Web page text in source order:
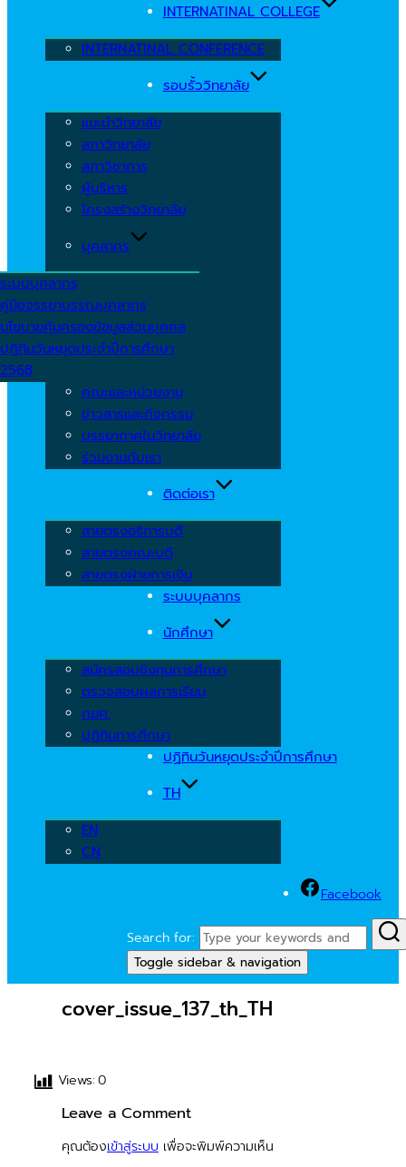
INTERNATINAL COLLEGE
INTERNATINAL CONFERENCE
รอบรั้ววิทยาลัย
แนะนำวิทยาลัย
สภาวิทยาลัย
สภาวิชาการ
ผู้บริหาร
โครงสร้างวิทยาลัย
บุคลากร
ระบบบุคลากร
คู่มือจรรยาบรรณบุคลากร
นโยบายคุ้มครองข้อมูลส่วนบุคคล
ปฏิทินวันหยุดประจำปีการศึกษา
2568
คณะและหน่วยงาน
ข่าวสารและกิจกรรม
บรรยากาศในวิทยาลัย
ร่วมงานกับเรา
ติดต่อเรา
สายตรงอธิการบดี
สายตรงคณะบดี
สายตรงฝ่ายการเงิน
ระบบบุคลากร
นักศึกษา
สมัครสอบชิงทุนการศึกษา
ตรวจสอบผลการเรียน
กยศ.
ปฏิทินการศึกษา
ปฏิทินวันหยุดประจำปีการศึกษา
TH
EN
CN
Facebook
Search for:
Toggle sidebar & navigation
cover_issue_137_th_TH
Views:0
Leave a Comment
คุณต้องเข้าสู่ระบบ เพื่อจะพิมพ์ความเห็น